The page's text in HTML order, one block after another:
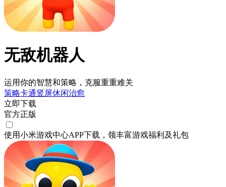
无敌机器人
运用你的智慧和策略，克服重重难关
策略卡通竖屏休闲治愈
立即下载
官方正版
使用小米游戏中心APP下载 ，领丰富游戏福利 及礼包